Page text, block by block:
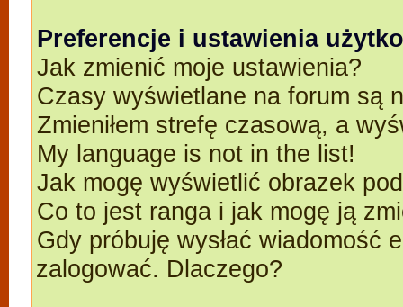
Preferencje i ustawienia
Jak zmienić moje ustawienia?
Czasy wyświetlane na forum są
Zmieniłem strefę czasową, a
My language is not in the list!
Jak mogę wyświetlić obrazek
Co to jest ranga i jak mogę ją
Gdy próbuję wysłać wiadomość
zalogować. Dlaczego?